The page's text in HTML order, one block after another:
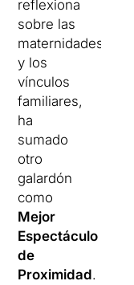
reflexiona
sobre las
maternidades
y los
vínculos
familiares,
ha
sumado
otro
galardón
como
Mejor
Espectáculo
de
Proximidad.